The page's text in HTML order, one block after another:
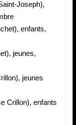
Joseph),
enfants,
jeunes,
jeunes
Crillon), enfants